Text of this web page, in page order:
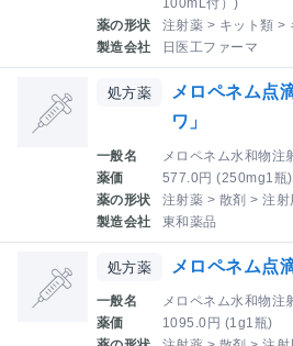
薬の形状
注射薬 > キット類 >
製造会社
日医工ファーマ
処方薬
メロペネム点
ワ」
一般名
メロペネム水和物注
薬価
577.0円 (250mg1瓶)
薬の形状
注射薬 > 散剤 > 注射
製造会社
東和薬品
処方薬 メロペネム点
一般名
メロペネム水和物注
薬価
1095.0円 (1g1瓶)